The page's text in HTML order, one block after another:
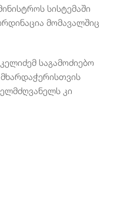
სისტემაში
მომავალშიც
საგამოძიებო
კი